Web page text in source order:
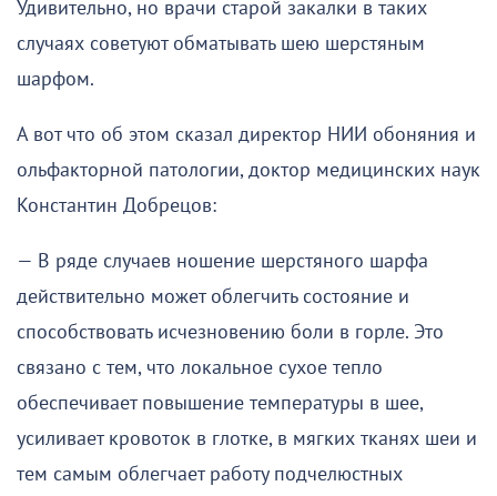
Удивительно, но врачи старой закалки в таких
случаях советуют обматывать шею шерстяным
шарфом.
А вот что об этом сказал директор НИИ обоняния и
ольфакторной патологии, доктор медицинских наук
Константин Добрецов:
— В ряде случаев ношение шерстяного шарфа
действительно может облегчить состояние и
способствовать исчезновению боли в горле. Это
связано с тем, что локальное сухое тепло
обеспечивает повышение температуры в шее,
усиливает кровоток в глотке, в мягких тканях шеи и
тем самым облегчает работу подчелюстных